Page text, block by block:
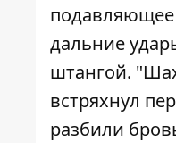
дальние
штангой.
встряхнул
разбили